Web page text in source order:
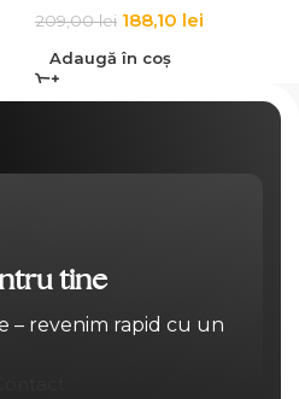
209,00lei 188,10 lei
Adaugă în coș
tine
– revenim rapid cu un